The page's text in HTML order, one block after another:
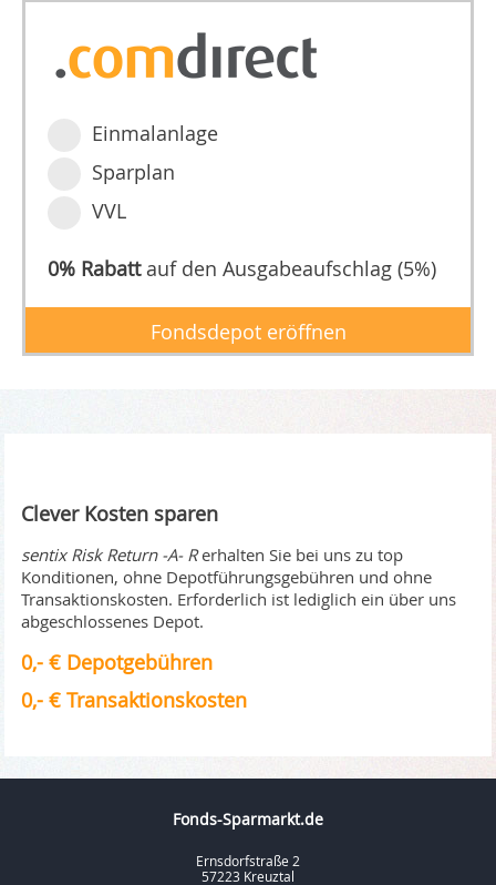
Einmalanlage
Sparplan
VVL
0% Rabattauf den Ausgabeaufschlag (5%)
Fondsdepot eröffnen
Clever Kosten sparen
sentix Risk Return -A- Rerhalten Sie bei uns zu top
Konditionen, ohne Depotführungsgebühren und ohne
Transaktionskosten. Erforderlich ist lediglich ein über uns
abgeschlossenes Depot.
0,- € Depotgebühren
0,- € Transaktionskosten
Fonds-Sparmarkt.de
Ernsdorfstraße 2
57223 Kreuztal